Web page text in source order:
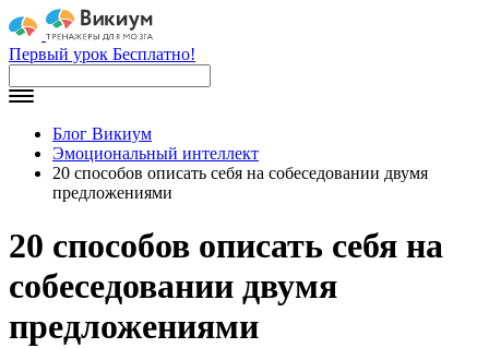
Первый урок Бесплатно!
Блог Викиум
Эмоциональный интеллект
20 способов описать себя на собеседовании двумя
предложениями
20 способов описать себя на
собеседовании двумя
предложениями